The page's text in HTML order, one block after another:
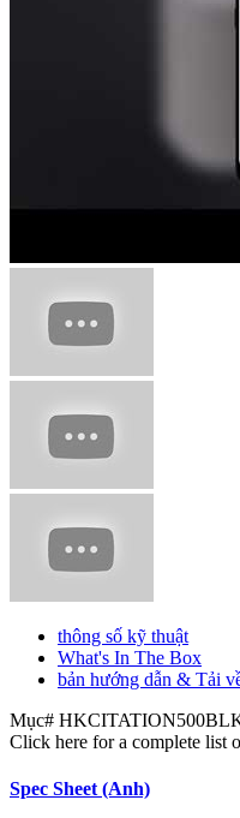
thông số kỹ thuật
What's In The Box
bản hướng dẫn & Tải
Mục#
Click here for a complete list
Spec Sheet (Anh)